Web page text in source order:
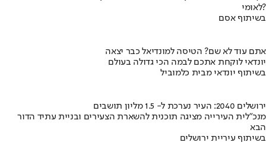
לאומי?
בשיתוף אסם
אתם עוד לא שם? הטיסה למונדיאל כבר יצאה
יונדאי לוקחת אתכם לבמה הכי גדולה בעולם
בשיתוף יונדאי מבית כלמוביל
ירושלים 2040: העיר נערכת ל- 1.5 מליון תושבים
מנכ"לית העירייה מציגה תוכנית להשארת הצעירים ובניית עתיד הדור
הבא
בשיתוף עיריית ירושלים